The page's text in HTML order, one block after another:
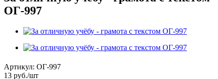
ОГ-997
Артикул: ОГ-997
13 руб./шт